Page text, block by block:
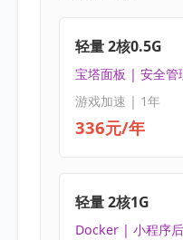
轻量 2核0.5G
宝塔面板 | 安全管
游戏加速 | 1年
336元/年
轻量 2核1G
Docker | 小程序